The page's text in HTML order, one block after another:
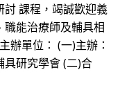
課程，竭誠歡迎義
能治療師及輔具相
辦單位： (一)主辦：
具研究學會 (二)合